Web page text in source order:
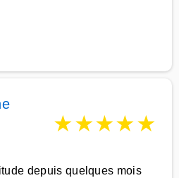
★★★★★
depuis quelques mois